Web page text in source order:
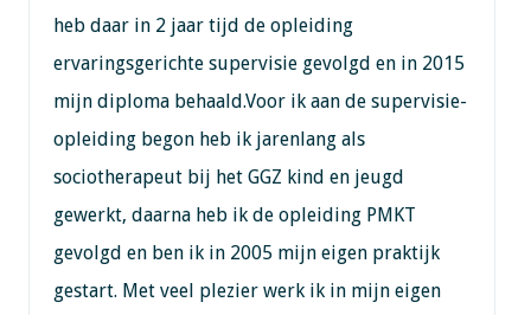
heb daar in 2 jaar tijd de opleiding
ervaringsgerichte supervisie gevolgd en in 2015
mijn diploma behaald.Voor ik aan de supervisie-
opleiding begon heb ik jarenlang als
sociotherapeut bij het GGZ kind en jeugd
gewerkt, daarna heb ik de opleiding PMKT
gevolgd en ben ik in 2005 mijn eigen praktijk
gestart. Met veel plezier werk ik in mijn eigen